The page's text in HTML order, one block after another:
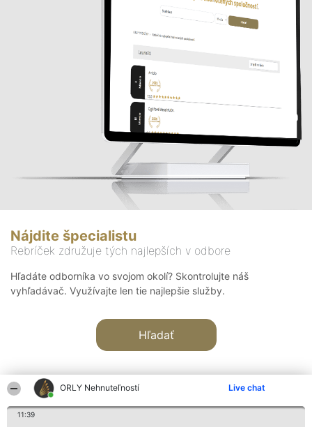
ORLY Nehnuteľností Live chat
11:39
Nájdite špecialistu
Rebríček združuje tých najlepších v odbore
Hľadáte odborníka vo svojom okolí? Skontrolujte náš
vyhľadávač. Využívajte len tie najlepšie služby.
Hľadať